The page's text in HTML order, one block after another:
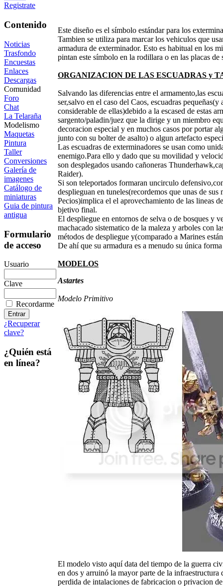
Registrate
Contenido
Noticias
Trasfondo
Encuestas
Enlaces
Descargas
Comunidad
Foro
Chat
La Telaraña
Modelismo
Maquetas
Pintura
Taller
Conversiones
Galería de
imagenes
Catálogo de
miniaturas
Guia de pintura
antigua
Formulario
de acceso
Usuario
Clave
Recordarme
¿Recuperar
clave?
¿Quién está
en línea?
Este diseño es el símbolo estándar para los
Tambien se utiliza para marcar los vehiculos que
armadura de exterminador. Esto es habitual en los
pintan este símbolo en la rodillara o en las placas de
ORGANIZACION DE LAS ESCUADRAS y
Salvando las diferencias entre el armamento,las
ser,salvo en el caso del Caos, escuadras
considerable de ellas)debido a la escased de estas
sargento/paladin/juez que la dirige y un miembro
decoracion especial y en muchos casos por portar
junto con su bolter de asalto) o algun artefacto
Las escuadras de exterminadores se usan como
enemigo.Para ello y dado que su movilidad y
son desplegados usando cañoneras
Raider).
Si son teleportados formaran uncirculo
desplieguan en tuneles(recordemos que unas de
Pecios)implica el el aprovechamiento de las lineas
bjetivo final.
El despliegue en entornos de selva o de bosques y
machacado sistematico de la maleza y arboles con
métodos de despliegue y(comparado a Marines
De ahí que su armadura es a menudo su única
MODELOS
Astartes
Modelo Primitivo
El modelo visto aquí data del tiempo de la guerra
en dos y arruinó la mayor parte de la
perdida de intalaciones de fabricacion o privacion